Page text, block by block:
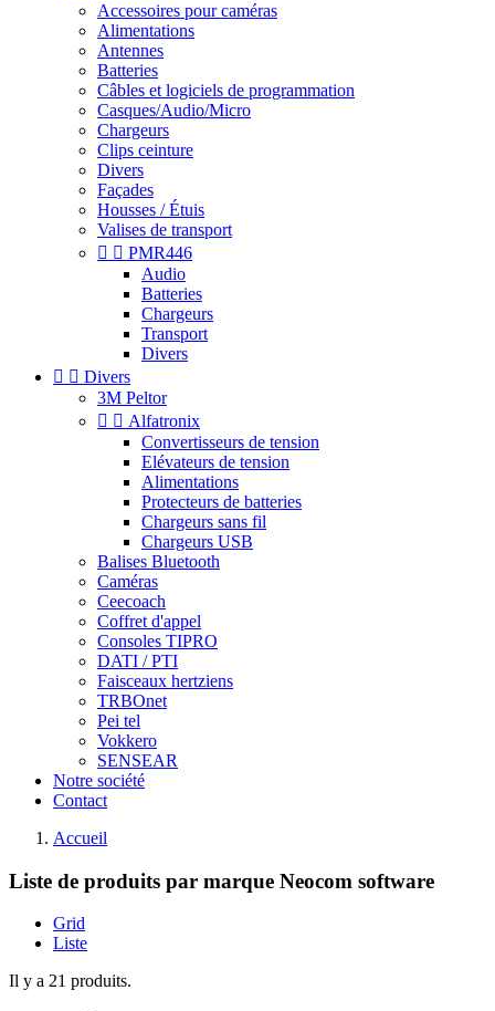
Accessoires pour caméras
Alimentations
Antennes
Batteries
Câbles et logiciels de programmation
Casques/Audio/Micro
Chargeurs
Clips ceinture
Divers
Façades
Housses / Étuis
Valises de transport
  PMR446
Audio
Batteries
Chargeurs
Transport
Divers
  Divers
3M Peltor
  Alfatronix
Convertisseurs de tension
Elévateurs de tension
Alimentations
Protecteurs de batteries
Chargeurs sans fil
Chargeurs USB
Balises Bluetooth
Caméras
Ceecoach
Coffret d'appel
Consoles TIPRO
DATI / PTI
Faisceaux hertziens
TRBOnet
Pei tel
Vokkero
SENSEAR
Notre société
Contact
Accueil
Liste de produits par marque Neocom software
Grid
Liste
Il y a 21 produits.